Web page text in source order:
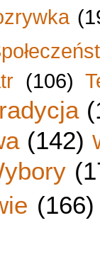
(106)
(142)
(166)